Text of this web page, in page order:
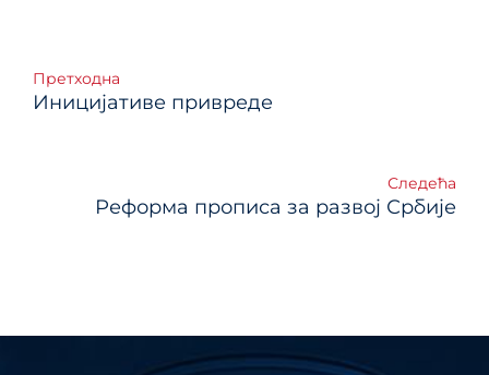
Кретање
чланка
Претходна
Иницијативе привреде
Следећа
Реформа прописа за развој Србије